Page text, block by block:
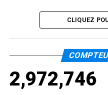
CLIQUEZ
2,972,746